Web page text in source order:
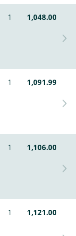
1 1,048.00
1 1,091.99
1 1,106.00
1 1,121.00